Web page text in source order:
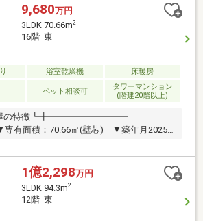
不動産のご購入を検討されている皆様へ】
写真では判断出来ない部分もありますの
是非【現地】をご覧下さい。
9,680万円
3LDK 70.66m2
16階 東
浴室乾燥機 床暖房
ペット相談可
タワーマンション
(階建20階以上)
の特徴┗╋━━━━━━━━━
有面積：70.66㎡(壁芯) ▼築年月2025
1億2,298万円
3LDK 94.3m2
12階 東